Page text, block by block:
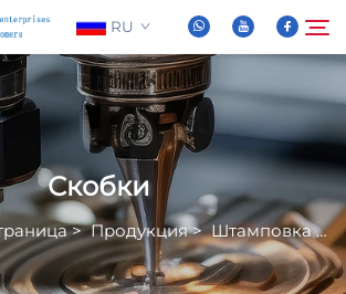
RU
Поиск
Скобки
>Продукция>Штамповка Металла